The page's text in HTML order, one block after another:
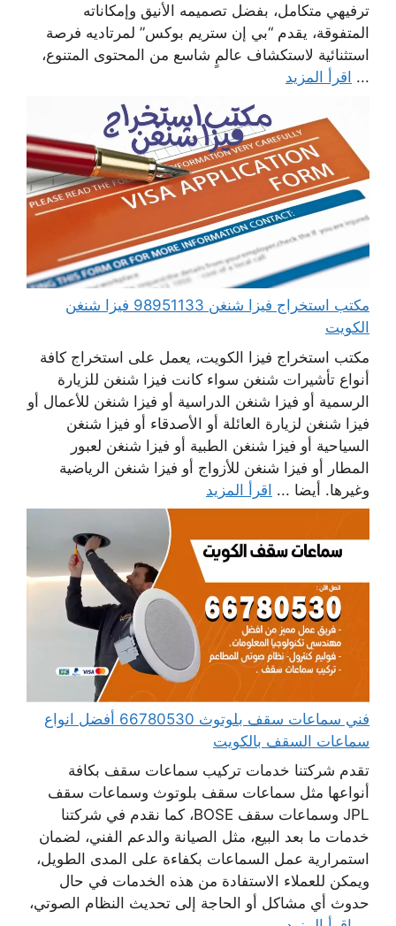
ترفيهي متكامل، بفضل تصميمه الأنيق وإمكاناته
المتفوقة، يقدم “بي إن ستريم بوكس” لمرتاديه فرصة
استثنائية لاستكشاف عالمٍ شاسع من المحتوى المتنوع،
... اقرأ المزيد
مكتب استخراج فيزا شنغن 98951133 فيزا شنغن
الكويت
مكتب استخراج فيزا الكويت، يعمل على استخراج كافة
أنواع تأشيرات شنغن سواء كانت فيزا شنغن للزيارة
الرسمية أو فيزا شنغن الدراسية أو فيزا شنغن للأعمال أو
فيزا شنغن لزيارة العائلة أو الأصدقاء أو فيزا شنغن
السياحية أو فيزا شنغن الطبية أو فيزا شنغن لعبور
المطار أو فيزا شنغن للأزواج أو فيزا شنغن الرياضية
وغيرها. أيضا ... اقرأ المزيد
فني سماعات سقف بلوتوث 66780530 أفضل انواع
سماعات السقف بالكويت
تقدم شركتنا خدمات تركيب سماعات سقف بكافة
أنواعها مثل سماعات سقف بلوتوث وسماعات سقف
JPL وسماعات سقف BOSE، كما نقدم في شركتنا
خدمات ما بعد البيع، مثل الصيانة والدعم الفني، لضمان
استمرارية عمل السماعات بكفاءة على المدى الطويل،
ويمكن للعملاء الاستفادة من هذه الخدمات في حال
حدوث أي مشاكل أو الحاجة إلى تحديث النظام الصوتي،